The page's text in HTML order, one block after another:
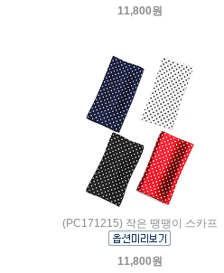
11,800원
(PC171215) 작은 땡땡이 스카프
11,800원